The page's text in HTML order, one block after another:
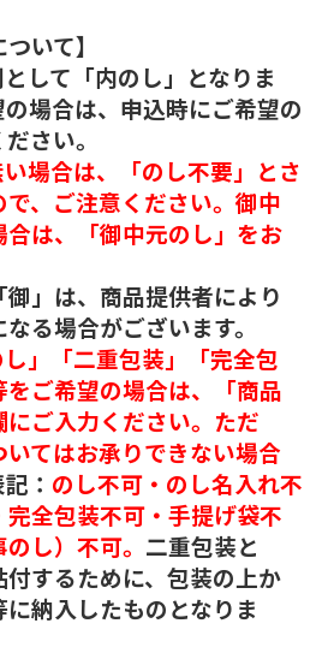
いて】
して「内のし」となりま
場合は、申込時にご希望の
さい。
場合は、「のし不要」とさ
、ご注意ください。御中
は、「御中元のし」をお
」は、商品提供者により
る場合がございます。
し」「二重包装」「完全包
ご希望の場合は、「商品
ご入力ください。ただ
いてはお承りできない場合
記： のし不可・のし名入れ不
全包装不可・手提げ袋不
し）不可。 二重包装と
するために、包装の上か
納入したものとなりま